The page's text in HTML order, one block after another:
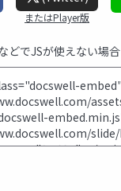
またはPlayer版
どでJSが使えない場合